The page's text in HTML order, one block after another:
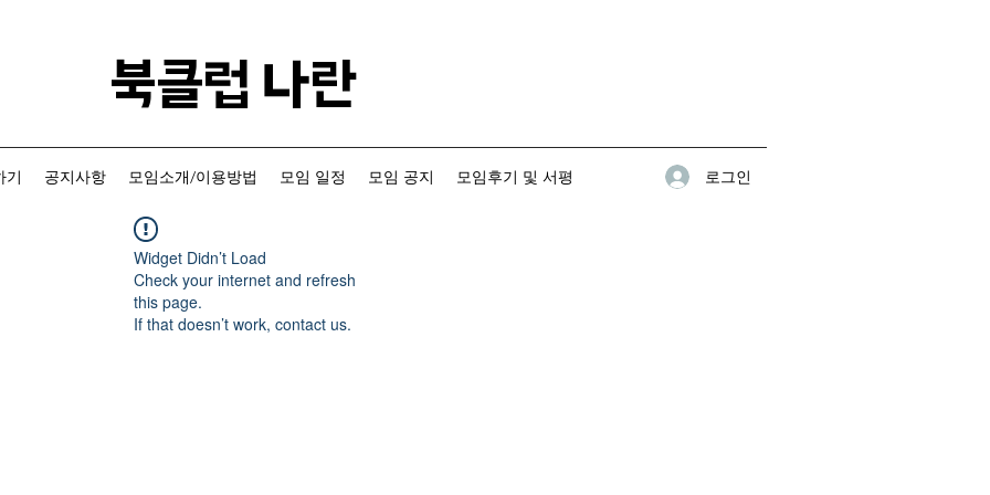
​북클럽 나란
기 공지사항 모임소개/이용방법 모임 일정 모임 공지 모임후기 및 서평 로그인
Widget Didn’t Load
Check your internet and refresh
this page.
If that doesn’t work, contact us.